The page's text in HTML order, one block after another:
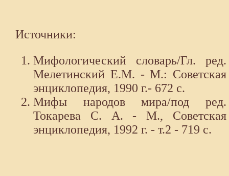
Источники:
Мифологический словарь/Гл. ред.
Мелетинский Е.М. - М.: Советская
энциклопедия, 1990 г.- 672 с.
Мифы народов мира/под ред.
Токарева С. А. - М., Советская
энциклопедия, 1992 г. - т.2 - 719 с.